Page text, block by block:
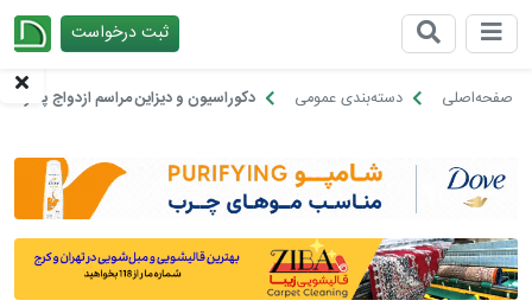
ثبت درخواست
صفحه‌اصلی دسته‌بندی عمومی دکوراسیون و دیزاین مراسم ازدواج پسر